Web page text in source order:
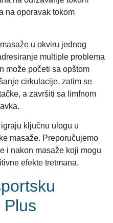
na oporavak tokom
u okviru jednog
multiple problema
može početi sa opštom
cirkulacije, zatim se
a završiti sa limfnom
ključnu ulogu u
masaže. Preporučujemo
i nakon masaže koji mogu
efekte tretmana.
Plus